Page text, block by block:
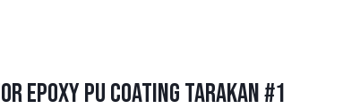
Epoxy PU Coating Tarakan #1